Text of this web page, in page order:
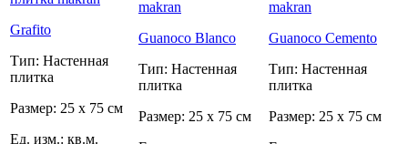
Grafito
Тип: Настенная
плитка
Размер: 25 x 75 см
Ед. изм.: кв.м.
Guanoco Blanco
Тип: Настенная
плитка
Размер: 25 x 75 см
Guanoco Cemento
Тип: Настенная
плитка
Размер: 25 x 75 см